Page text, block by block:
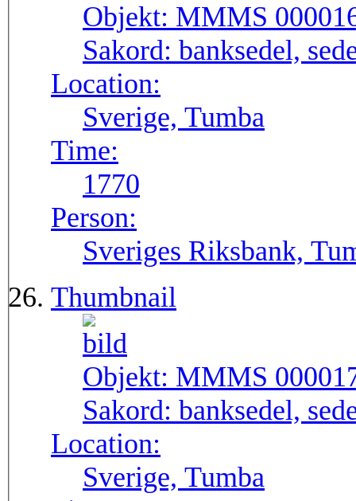
Objekt: MMMS
Sakord: banksedel,
Location:
Sverige, Tumba
Time:
1770
Person:
Sveriges Riksbank,
Thumbnail
Objekt: MMMS
Sakord: banksedel,
Location:
Sverige, Tumba